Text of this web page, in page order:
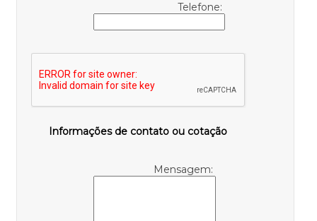
Telefone:
Informações de contato ou cotação
Mensagem: